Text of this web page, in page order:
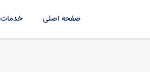
صفحه اصلی خدمات